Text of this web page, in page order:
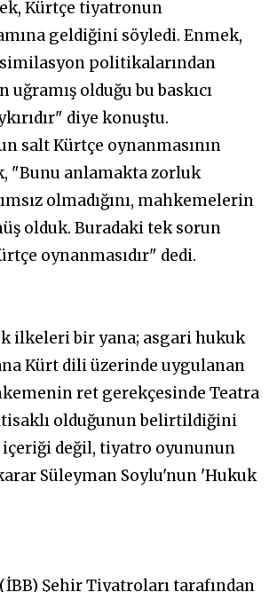
Kürtçe tiyatronun
geldiğini söyledi. Enmek,
politikalarından
olduğu bu baskıcı
diye konuştu.
salt Kürtçe oynanmasının
"Bunu anlamakta zorluk
olmadığını, mahkemelerin
olduk. Buradaki tek sorun
oynanmasıdır" dedi.
ilkeleri bir yana; asgari hukuk
Kürt dili üzerinde uygulanan
ret gerekçesinde Teatra
olduğunun belirtildiğini
içeriği değil, tiyatro oyununun
Süleyman Soylu'nun 'Hukuk
Şehir Tiyatroları tarafından